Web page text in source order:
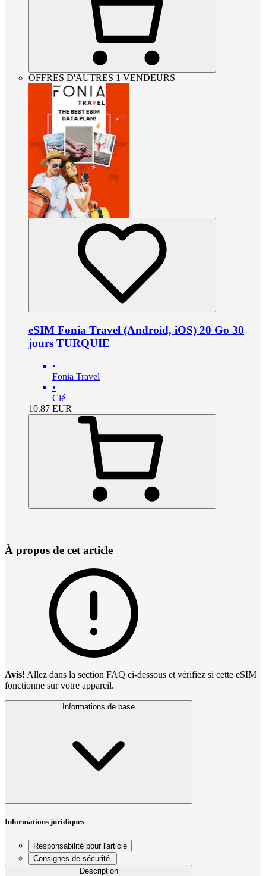
OFFRES D'AUTRES 1 VENDEURS
eSIM Fonia Travel (Android, iOS) 20 Go 30
jours TURQUIE
•
Fonia Travel
•
Clé
10.87 EUR
À propos de cet article
Avis! Allez dans la section FAQ ci-dessous et vérifiez si cette eSIM
fonctionne sur votre appareil.
Informations de base
Informations juridiques
Responsabilité pour l'article
Consignes de sécurité.
Description